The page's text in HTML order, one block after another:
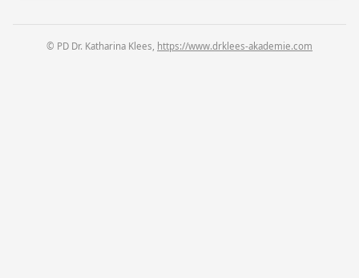
© PD Dr. Katharina Klees, https://www.drklees-akademie.com